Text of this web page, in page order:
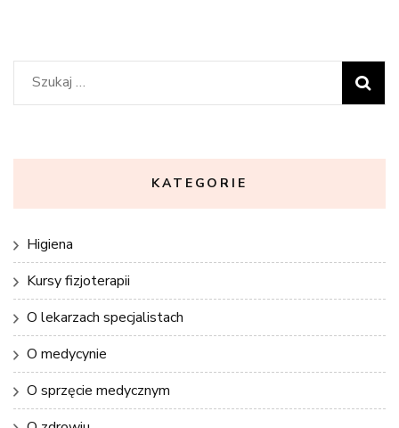
Szukaj:
KATEGORIE
Higiena
Kursy fizjoterapii
O lekarzach specjalistach
O medycynie
O sprzęcie medycznym